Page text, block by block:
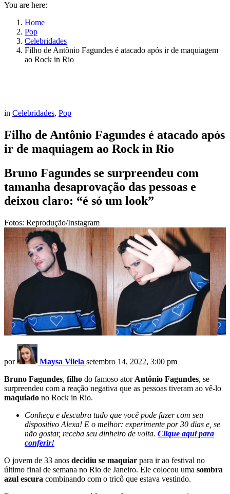
You are here:
Home
Pop
Celebridades
Filho de Antônio Fagundes é atacado após ir de maquiagem
ao Rock in Rio
in Celebridades, Pop
Filho de Antônio Fagundes é atacado após
ir de maquiagem ao Rock in Rio
Bruno Fagundes se surpreendeu com
tamanha desaprovação das pessoas e
deixou claro: “é só um look”
Fotos: Reprodução/Instagram
por Maysa Vilela setembro 14, 2022, 3:00 pm
Bruno Fagundes, filho do famoso ator Antônio Fagundes, se
surpreendeu com a reação negativa que as pessoas tiveram ao vê-lo
maquiado no Rock in Rio.
Conheça e descubra tudo que você pode fazer com seu
dispositivo Alexa! E o melhor: experimente por 30 dias e, se
não gostar, receba seu dinheiro de volta. Clique aqui para
conferir!
O jovem de 33 anos decidiu se maquiar para ir ao festival no
último final de semana no Rio de Janeiro. Ele colocou uma sombra
azul escura combinando com o tricô que estava vestindo.